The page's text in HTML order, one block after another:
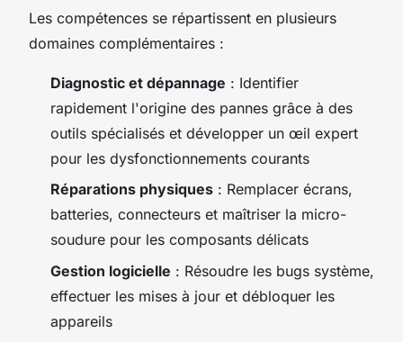
Les compétences se répartissent en plusieurs
domaines complémentaires :
Diagnostic et dépannage : Identifier
rapidement l'origine des pannes grâce à des
outils spécialisés et développer un œil expert
pour les dysfonctionnements courants
Réparations physiques : Remplacer écrans,
batteries, connecteurs et maîtriser la micro-
soudure pour les composants délicats
Gestion logicielle : Résoudre les bugs système,
effectuer les mises à jour et débloquer les
appareils